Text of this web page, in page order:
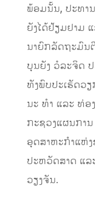
ພ້ອມນັ້ນ, ປະທາ
ຍັງໄດ້ຢ້ຽມຢາມ
ນາຍົກລັດຖະມົນ
ບຸນຍັງ ວໍລະຈິດ
ທັງພົບປະເຮັດວ
ນະ ທຳ ແລະ ທ່ອ
ກະຊວງແຜນກາ
ອຸດສາຫະກໍາແຫ່
ປະຫວັດສາດ ແ
ວຽງຈັນ.